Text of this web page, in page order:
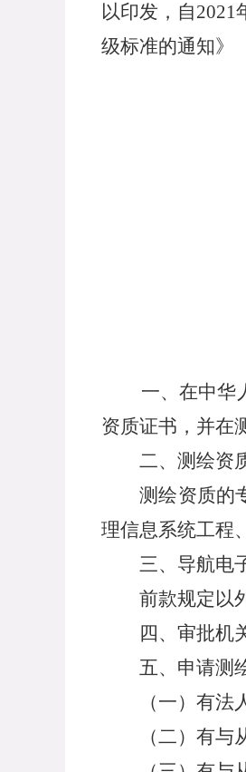
以印发，自2021
级标准的通知》
一、在中华人
资质证书，并在
二、测绘资质
测绘资质的专
理信息系统工程
三、导航电子
前款规定以外
四、审批机关
五、申请测绘
（一）有法人
（二）有与从